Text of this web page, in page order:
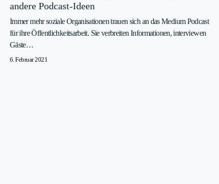
andere Podcast-Ideen
Immer mehr soziale Organisationen trauen sich an das Medium Podcast
für ihre Öffentlichkeitsarbeit. Sie verbreiten Informationen, interviewen
Gäste…
6. Februar 2021